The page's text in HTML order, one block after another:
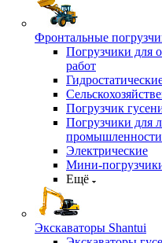
Фронтальные
Погрузчики для
работ
Погрузчик
Погрузчики для
промышленности
Электрические
Мини-
Ещё
Экскаваторы Shantui